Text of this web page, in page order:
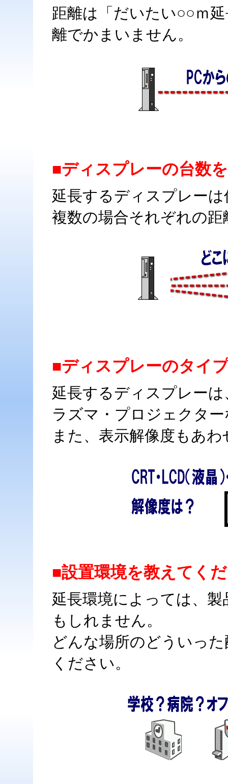
距離は「だいたい○○ｍ
離でかまいません。
■ディスプレーの台数
延長するディスプレー
複数の場合それぞれの
■ディスプレーのタイ
延長するディスプレー
ラズマ・プロジェクタ
また、表示解像度もあ
■設置環境を教えてく
延長環境によっては、
もしれません。
どんな場所のどういっ
ください。